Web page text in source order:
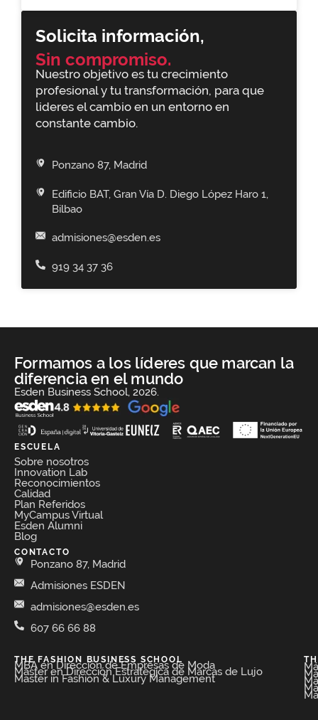
Solicita información,
Sin compromiso.
Nuestro objetivo es tu crecimiento
profesional y tu transformación, para que
lideres el cambio en un entorno en
constante cambio.
Ponzano 87, Madrid
Edificio BAT, Gran Vía D. Diego López Haro 1,
Bilbao
admisiones@esden.es
919 34 37 36
Formamos a los líderes que marcan la
diferencia en el mundo
Esden Business School, 2026.
ESCUELA
Sobre nosotros
Innovation Lab
Reconocimientos
Calidad
Plan Referidos
MyCampus Virtual
Esden Alumni
Blog
CONTACTO
Ponzano 87, Madrid
Admisiones ESDEN
admisiones@esden.es
607 66 66 88
THE FASHION BUSINESS SCHOOL​
MBA en Dirección de Empresas de Moda​
Máster en Dirección Estratégica de Marcas de Lujo
Master in Fashion & Luxury Management